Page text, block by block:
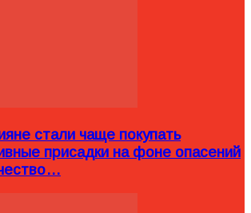
стали чаще покупать
присадки на фоне опасений